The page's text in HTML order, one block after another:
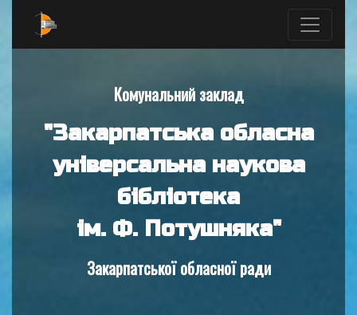
Комунальний заклад
"Закарпатська обласна
універсальна наукова
бібліотека
ім. Ф. Потушняка"
Закарпатської обласної ради